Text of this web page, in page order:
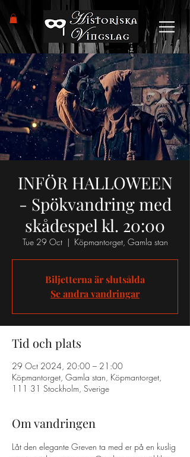
INFÖR HALLOWEEN
- Spökvandring med
skådespel kl. 20:00
Tue 29 Oct
  |
Köpmantorget, Gamla stan
Biljetterna är slutsålda
Se andra vandringar
Tid och plats
29 Oct 2024, 20:00 – 21:00
Köpmantorget, Gamla stan, Köpmantorget,
111 31 Stockholm, Sverige
Om vandringen
Låt den elegante Greven ta med er på en kuslig